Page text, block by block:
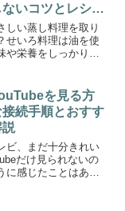
いコツとレシピ
しい蒸し料理を取り
せいろ料理は油を使
栄養をしっかり引
いろ」の使い方やお
でも安...
を見る方
続手順とおすす
説
ビ、まだ十分きれい
だけ見られないの
に感じたことはあり